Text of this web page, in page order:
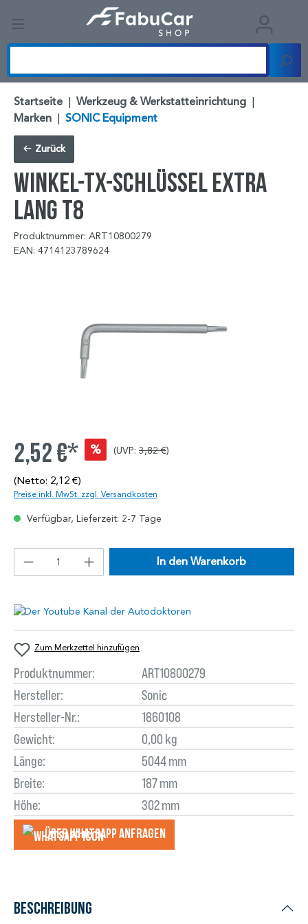
Startseite | Werkzeug & Werkstatteinrichtung |
Marken | SONIC Equipment
Zurück
Winkel-TX-Schlüssel extra
lang T8
Produktnummer: ART10800279
EAN: 4714123789624
2,52 €* % (UVP: 3,82 €)
(Netto: 2,12 €)
Preise inkl. MwSt. zzgl. Versandkosten
Verfügbar, Lieferzeit: 2-7 Tage
In den Warenkorb
Zum Merkzettel hinzufügen
Produktnummer:
ART10800279
Hersteller:
Sonic
Hersteller-Nr.:
1860108
Gewicht:
0,00 kg
Länge:
5044 mm
Breite:
187 mm
Höhe:
302 mm
Über WhatsApp anfragеn
Beschreibung